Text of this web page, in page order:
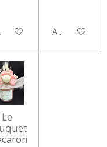
au panierAjouter au
Le